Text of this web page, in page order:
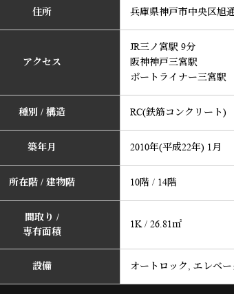
住所 兵庫県神戸市中央区旭
アクセス
JR三ノ宮駅 9分
阪神神戸三宮駅
ポートライナー三宮駅
種別 / 構造 RC(鉄筋コンクリート)
築年月 2010年(平成22年) 1月
所在階 / 建物階 10階 / 14階
間取り /
専有面積
1K / 26.81㎡
設備 オートロック, エレベ